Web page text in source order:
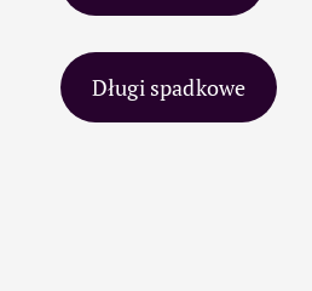
Długi spadkowe